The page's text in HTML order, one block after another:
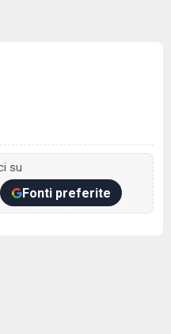
su
Fonti preferite